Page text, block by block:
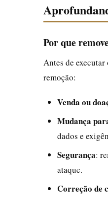
Por que
Antes de
remoção:
Venda ou
Mudança
dados e
Segurança:
ataque.
Correção de